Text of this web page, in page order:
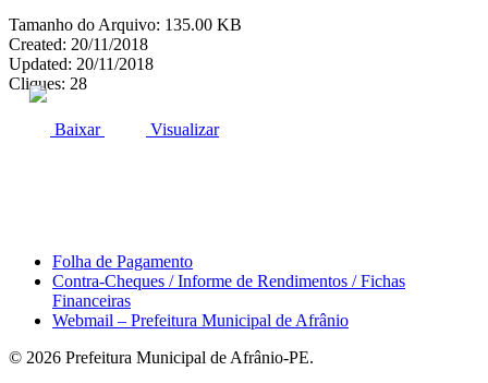
Tamanho do Arquivo: 135.00 KB
Created: 20/11/2018
Updated: 20/11/2018
Cliques: 28
Baixar Visualizar
Folha de Pagamento
Contra-Cheques / Informe de Rendimentos / Fichas
Financeiras
Webmail – Prefeitura Municipal de Afrânio
© 2026 Prefeitura Municipal de Afrânio-PE.